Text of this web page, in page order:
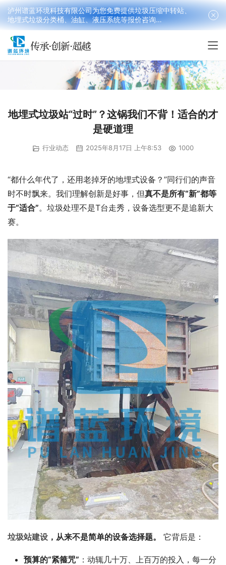
地埋式垃圾站“过时”？这锅我们不背！适合的才
是硬道理
行业动态 2025年8月17日 上午8:53 1000
“都什么年代了，还用老掉牙的地埋式设备？”同行们的声音
时不时飘来。我们理解创新是好事，但真不是所有“新”都等
于“适合”。垃圾处理不是T台走秀，设备选型更不是追新大
赛。
垃圾站建设 ，从来不是简单的设备选择题。 它背后是：
预算的“紧箍咒” ：动辄几十万、上百万的投入，每一分
泸州谱蓝环境科技有限公司为您免费提供垃圾压缩中转站、
地埋式垃圾分类桶、油缸、液压系统等报价咨询
18090199016(韩先生）